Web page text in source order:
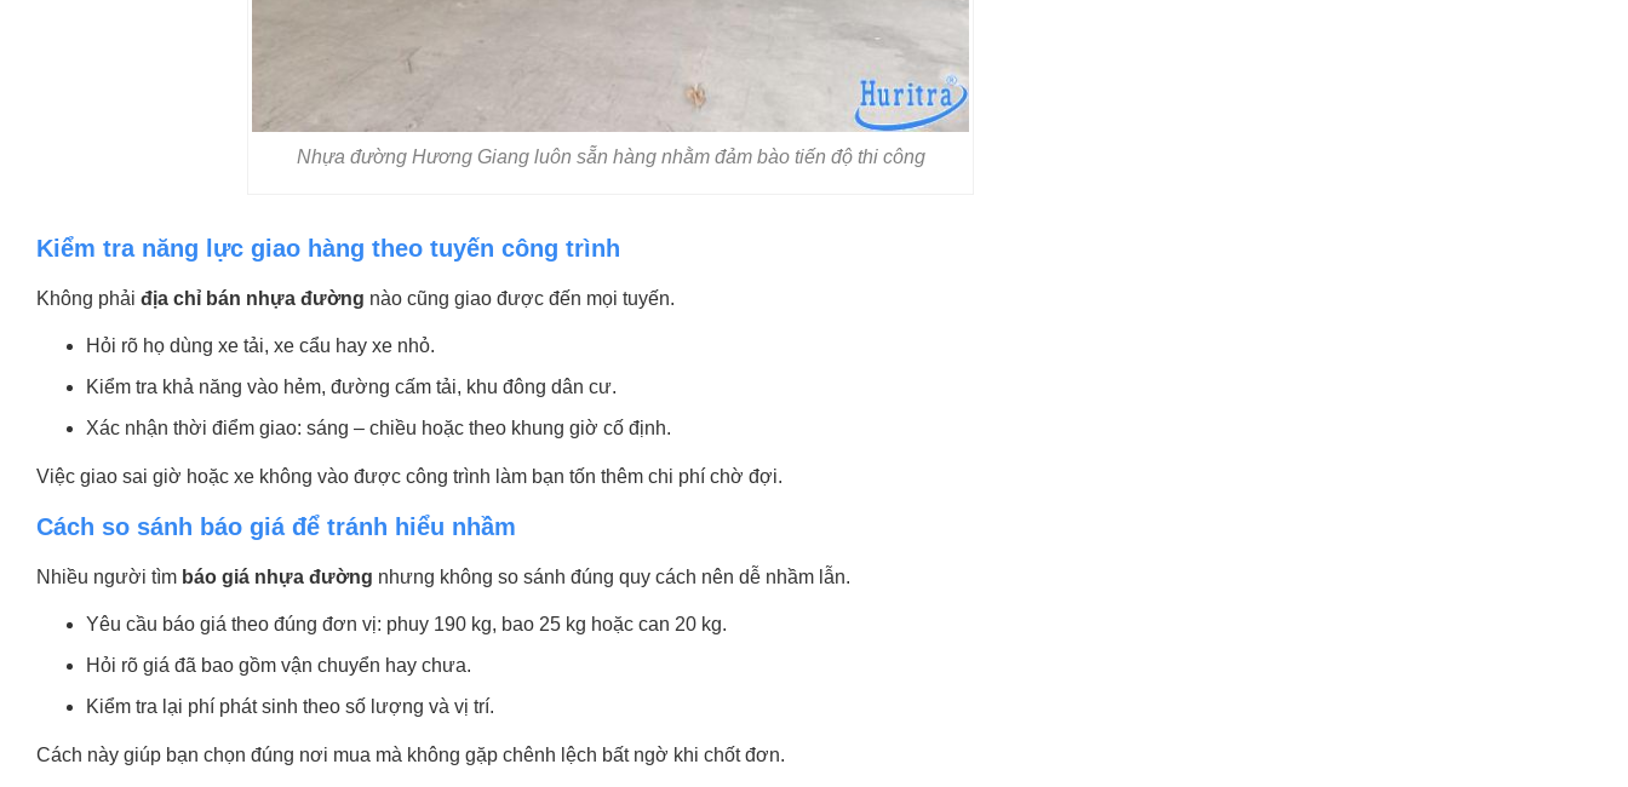
Nhựa đường Hương Giang luôn sẵn hàng nhằm đảm bào tiến độ thi công
Kiểm tra năng lực giao hàng theo tuyến công trình
Không phải địa chỉ bán nhựa đường nào cũng giao được đến mọi tuyến.
Hỏi rõ họ dùng xe tải, xe cẩu hay xe nhỏ.
Kiểm tra khả năng vào hẻm, đường cấm tải, khu đông dân cư.
Xác nhận thời điểm giao: sáng – chiều hoặc theo khung giờ cố định.
Việc giao sai giờ hoặc xe không vào được công trình làm bạn tốn thêm chi phí chờ đợi.
Cách so sánh báo giá để tránh hiểu nhầm
Nhiều người tìm báo giá nhựa đường nhưng không so sánh đúng quy cách nên dễ nhầm lẫn.
Yêu cầu báo giá theo đúng đơn vị: phuy 190 kg, bao 25 kg hoặc can 20 kg.
Hỏi rõ giá đã bao gồm vận chuyển hay chưa.
Kiểm tra lại phí phát sinh theo số lượng và vị trí.
Cách này giúp bạn chọn đúng nơi mua mà không gặp chênh lệch bất ngờ khi chốt đơn.